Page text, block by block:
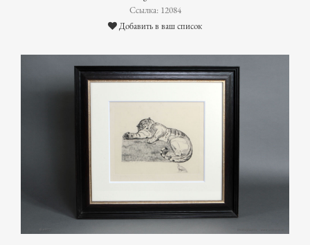
Ссылка: 12084
Добавить в ваш список